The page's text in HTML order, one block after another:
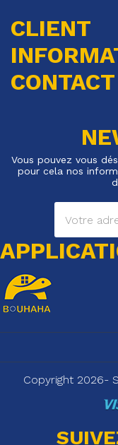
CLIENT
CONTACT
Vous pouvez vous
pour cela nos
Copyright 2026-